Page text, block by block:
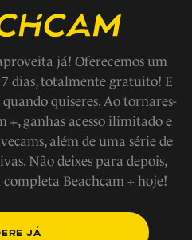
já! Oferecemos um
dias, totalmente gratuito! E
quiseres. Ao tornares-
+, ganhas acesso ilimitado e
além de uma série de
Não deixes para depois,
Beachcam + hoje!
JÁ